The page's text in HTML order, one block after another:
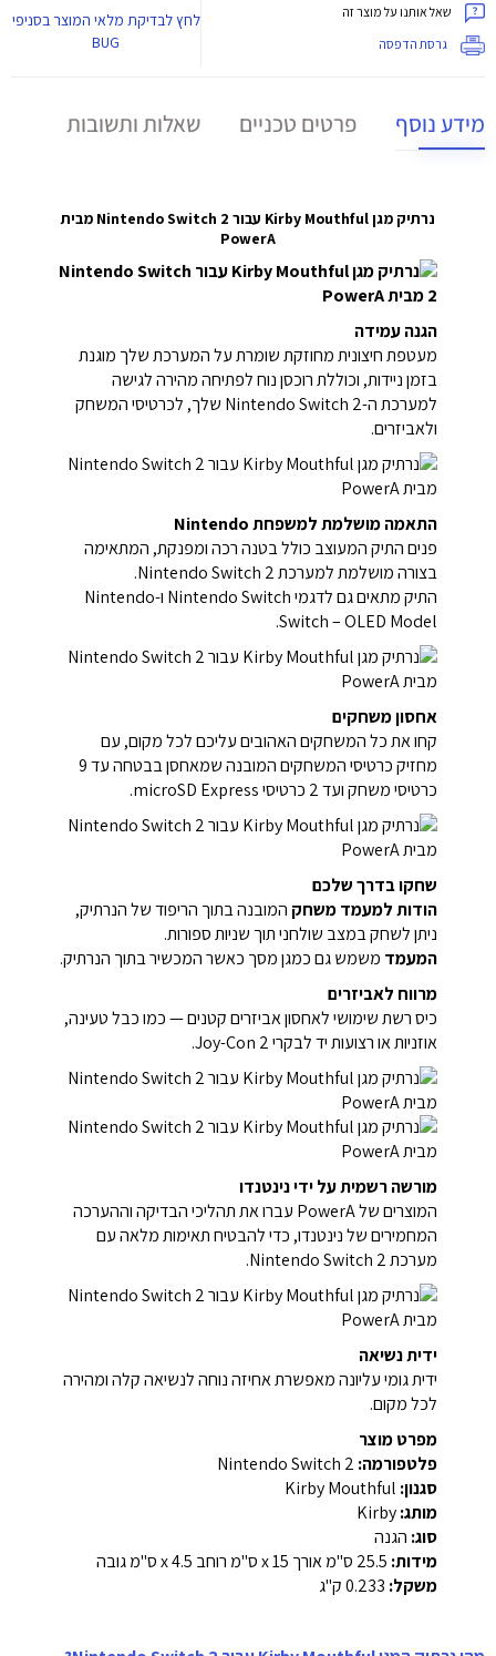
שאל אותנו על מוצר זה
גרסת הדפסה
לחץלבדיקת מלאי המוצר בסניפי
BUG
מידע נוסף פרטים טכניים שאלות ותשובות
נרתיק מגן Kirby Mouthful עבור Nintendo Switch 2 מבית
PowerA
הגנה עמידה
מעטפת חיצונית מחוזקת שומרת על המערכת שלך מוגנת
בזמן ניידות, וכוללת רוכסן נוח לפתיחה מהירה לגישה
למערכת ה-Nintendo Switch 2 שלך, לכרטיסי המשחק
ולאביזרים.
התאמה מושלמת למשפחת Nintendo
פנים התיק המעוצב כולל בטנה רכה ומפנקת, המתאימה
בצורה מושלמת למערכת Nintendo Switch 2.
התיק מתאים גם לדגמי Nintendo Switch ו-Nintendo
Switch – OLED Model.
אחסון משחקים
קחו את כל המשחקים האהובים עליכם לכל מקום, עם
מחזיק כרטיסי המשחקים המובנה שמאחסן בבטחה עד 9
כרטיסי משחק ועד 2 כרטיסי microSD Express.
שחקו בדרך שלכם
הודות למעמד משחק המובנה בתוך הריפוד של הנרתיק,
ניתן לשחק במצב שולחני תוך שניות ספורות.
המעמד משמש גם כמגן מסך כאשר המכשיר בתוך הנרתיק.
מרווח לאביזרים
כיס רשת שימושי לאחסון אביזרים קטנים — כמו כבל טעינה,
אוזניות או רצועות יד לבקרי Joy-Con 2.
מורשה רשמית על ידי נינטנדו
המוצרים של PowerA עברו את תהליכי הבדיקה וההערכה
המחמירים של נינטנדו, כדי להבטיח תאימות מלאה עם
מערכת Nintendo Switch 2.
ידית נשיאה
ידית גומי עליונה מאפשרת אחיזה נוחה לנשיאה קלה ומהירה
לכל מקום.
מפרט מוצר
פלטפורמה:
סגנון:
מותג:
סוג: הגנה
מידות:
משקל: